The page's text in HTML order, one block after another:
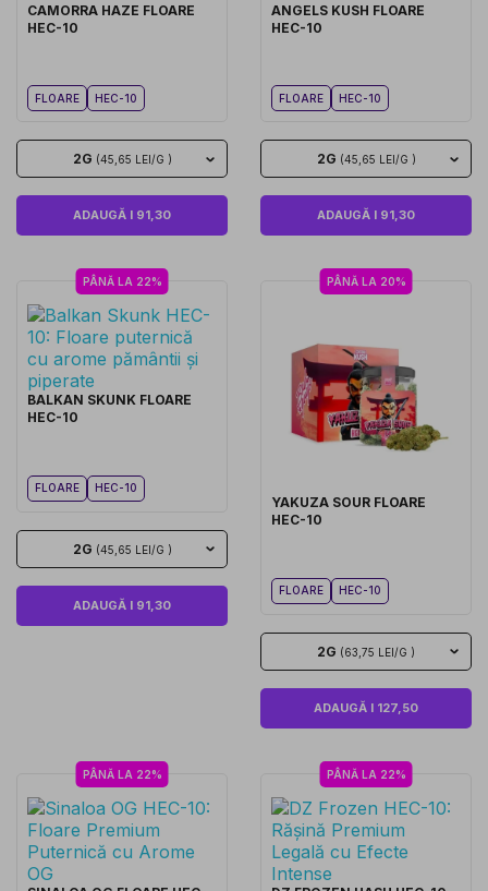
CAMORRA HAZE FLOARE
HEC-10
FLOARE HEC-10
2G (45,65 LEI/G )
ADAUGĂ I 91,30
ANGELS KUSH FLOARE
HEC-10
FLOARE HEC-10
2G (45,65 LEI/G )
ADAUGĂ I 91,30
PÂNĂ LA 22%
BALKAN SKUNK FLOARE
HEC-10
FLOARE HEC-10
2G (45,65 LEI/G )
ADAUGĂ I 91,30
PÂNĂ LA 20%
YAKUZA SOUR FLOARE
HEC-10
FLOARE HEC-10
2G (63,75 LEI/G )
ADAUGĂ I 127,50
PÂNĂ LA 22% PÂNĂ LA 22%